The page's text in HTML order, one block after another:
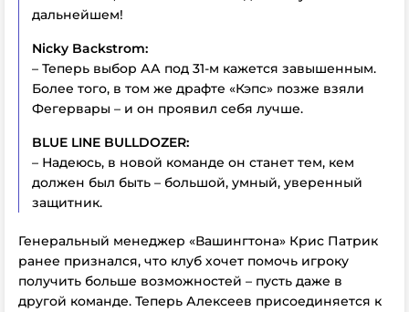
дальнейшем!
Nicky Backstrom:
– Теперь выбор АА под 31-м кажется завышенным.
Более того, в том же драфте «Кэпс» позже взяли
Фегервары – и он проявил себя лучше.
BLUE LINE BULLDOZER:
– Надеюсь, в новой команде он станет тем, кем
должен был быть – большой, умный, уверенный
защитник.
Генеральный менеджер «Вашингтона» Крис Патрик
ранее признался, что клуб хочет помочь игроку
получить больше возможностей – пусть даже в
другой команде. Теперь Алексеев присоединяется к